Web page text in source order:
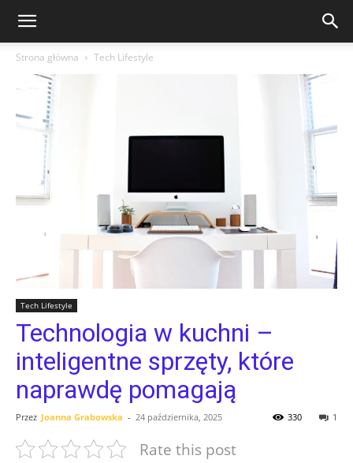
Strona główna Tech Lifestyle
Tech Lifestyle
Technologia w kuchni –
inteligentne sprzęty, które
naprawdę pomagają
Przez Joanna Grabowska - 24 października, 2025 1
330
Rate this post